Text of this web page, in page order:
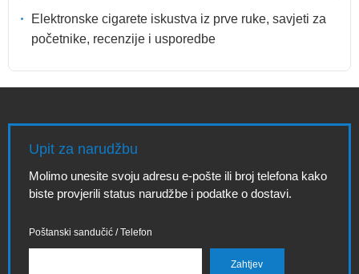
Elektronske cigarete iskustva iz prve ruke, savjeti za
početnike, recenzije i usporedbe
Upit za narudžbu
Molimo unesite svoju adresu e-pošte ili broj telefona kako
biste provjerili status narudžbe i podatke o dostavi.
Poštanski sandučić / Telefon